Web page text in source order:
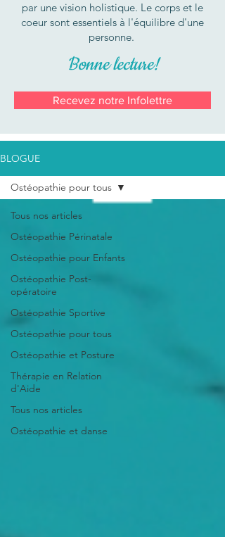
par une vision holistique. Le corps et le
coeur sont essentiels à l'équilibre d'une
personne.
Bonne lecture!
Recevez notre Infolettre
BLOGUE
Tous nos articles
Ostéopathie Périnatale
Ostéopathie pour Enfants
Ostéopathie Post-
opératoire
Ostéopathie Sportive
Ostéopathie pour tous
Ostéopathie et Posture
Thérapie en Relation
d'Aide
Tous nos articles
Ostéopathie et danse
Ostéopathie pour tous